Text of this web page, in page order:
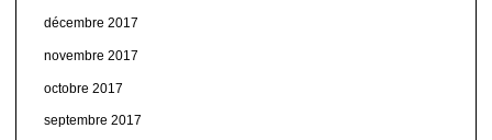
décembre 2017
novembre 2017
octobre 2017
septembre 2017